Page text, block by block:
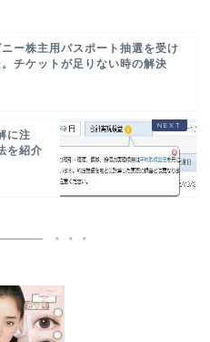
ー株主用パスポート抽選を受け
。チケットが足りない時の解決
に注
を紹介